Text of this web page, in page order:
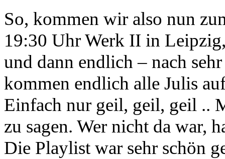
So, kommen wir also nun
19:30 Uhr Werk II in
und dann endlich – nach
kommen endlich alle Julis
Einfach nur geil, geil, geil ..
zu sagen. Wer nicht da war,
Die Playlist war sehr schön